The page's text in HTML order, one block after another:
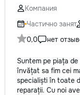
Компания
Частично занят
0,0
нет
Suntem pe piața
învățat sa fim cei
specialiști în toate
reparații. Cu noi